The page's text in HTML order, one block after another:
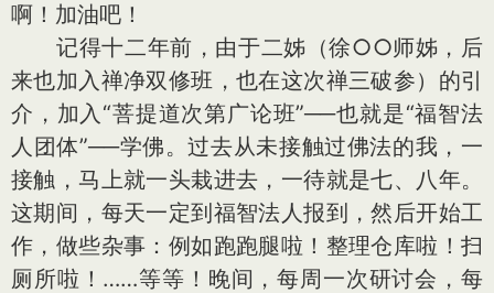
啊！加油吧！
记得十二年前，由于二姊（徐○○师姊，后
来也加入禅净双修班，也在这次禅三破参）的引
介，加入“菩提道次第广论班”──也就是“福智法
人团体”──学佛。过去从未接触过佛法的我，一
接触，马上就一头栽进去，一待就是七、八年。
这期间，每天一定到福智法人报到，然后开始工
作，做些杂事：例如跑跑腿啦！整理仓库啦！扫
厕所啦！……等等！晚间，每周一次研讨会，每